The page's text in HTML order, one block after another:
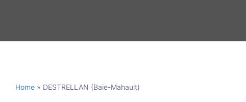
Home » DESTRELLAN (Baie-Mahault)